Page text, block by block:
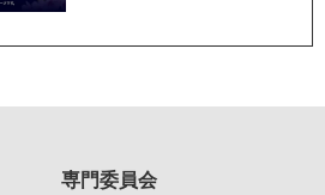
専門委員会